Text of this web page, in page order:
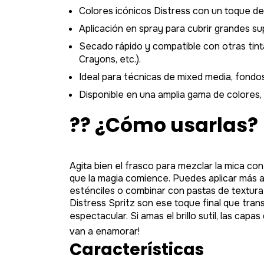
Colores icónicos Distress con un toque
Aplicación en spray para cubrir grandes
Secado rápido y compatible con otras
Crayons, etc.).
Ideal para técnicas de mixed media,
Disponible en una amplia gama de
?? ¿Cómo usarlas?
Agita bien el frasco para mezclar la mica
que la magia comience. Puedes aplicar
esténciles o combinar con pastas de
Distress Spritz son ese toque final que
espectacular. Si amas el brillo sutil, las
van a enamorar!
Características